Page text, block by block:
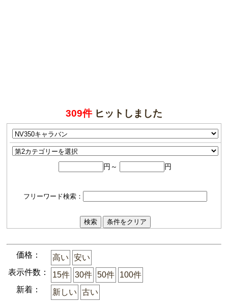
309件ヒットしました
円～ 円
フリーワード検索：
価格： 高い
安い
表示件数：
15件 30件 50件
100件
新着：
新しい 古い